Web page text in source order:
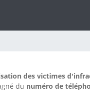
des victimes
du numéro de